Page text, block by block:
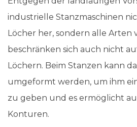
industrielle Stanzmaschinen
Löcher her, sondern alle Arten
beschränken sich auch nicht
Löchern. Beim Stanzen kann
umgeformt werden, um ihm
zu geben und es ermöglicht
Konturen.